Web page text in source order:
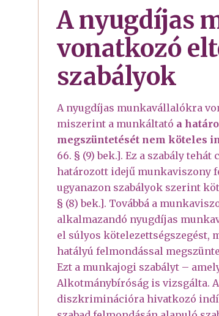
A nyugdíjas
vonatkozó
szabályok
A nyugdíjas munkavállalókra
miszerint a munkáltató a
megszüntetését nem köteles
66. § (9) bek.]. Ez a szabály
határozott idejű munkaviszony
ugyanazon szabályok szerint
§ (8) bek.]. Továbbá a
alkalmazandó nyugdíjas
el súlyos kötelezettségszegést,
hatályú felmondással
Ezt a munkajogi szabályt –
Alkotmánybíróság is vizsgálta.
diszkriminációra hivatkozó